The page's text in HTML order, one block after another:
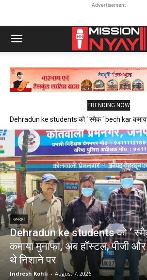
Advertisement
TRENDING NOW
Dehradun ke students को ‘ स्मैक ‘ bech kar कमाया
अपराध
Dehradun ke students को ‘
कमाया मुनाफा, अब हॉस्टल, पीजी
थे निशाने पर
Indresh Kohli - August 7, 2026